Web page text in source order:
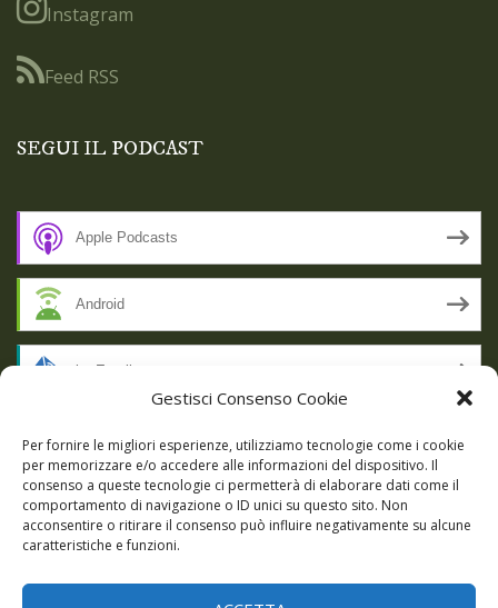
Gestisci Consenso Cookie
Per fornire le migliori esperienze, utilizziamo tecnologie come i cookie
per memorizzare e/o accedere alle informazioni del dispositivo. Il
consenso a queste tecnologie ci permetterà di elaborare dati come il
comportamento di navigazione o ID unici su questo sito. Non
acconsentire o ritirare il consenso può influire negativamente su alcune
caratteristiche e funzioni.
Instagram
Feed RSS
SEGUI IL PODCAST
Apple Podcasts
Android
by Email
RSS
SSL SECURE